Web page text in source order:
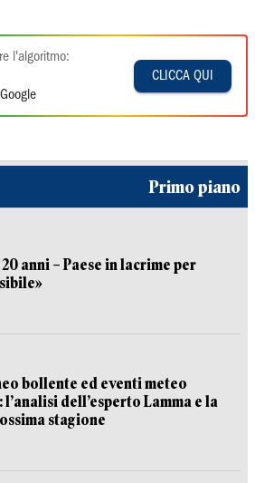
l'algoritmo:
CLICCA QUI
Primo piano
anni – Paese in lacrime per
bollente ed eventi meteo
dell’esperto Lamma e la
stagione